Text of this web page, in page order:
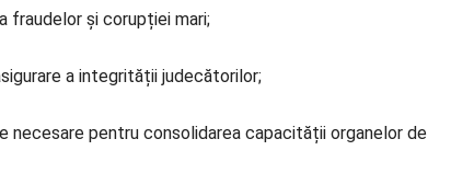
fraudelor și corupției mari;
a integrității judecătorilor;
pentru consolidarea capacității organelor de